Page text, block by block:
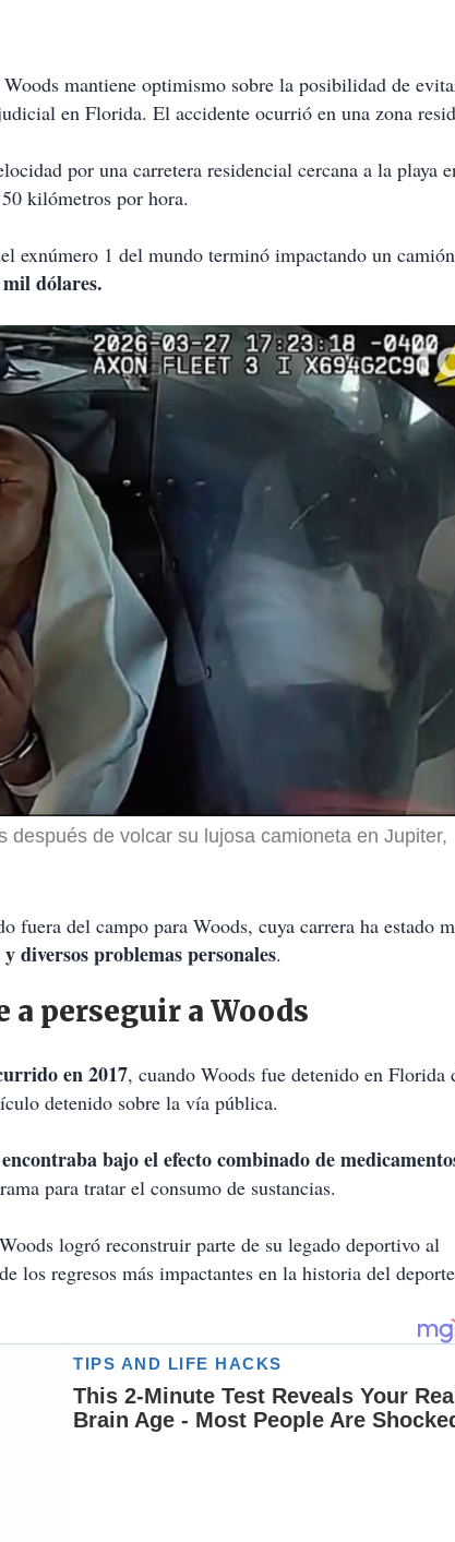
mantiene optimismo sobre la posibilidad de
en Florida. El accidente ocurrió en una zona
por una carretera residencial cercana a la playa
kilómetros por hora.
exnúmero 1 del mundo terminó impactando un
dólares.
de volcar su lujosa camioneta en Jupiter,
fuera del campo para Woods, cuya carrera ha estado
diversos problemas personales.
a perseguir a Woods
en 2017, cuando Woods fue detenido en Florida
detenido sobre la vía pública.
bajo el efecto combinado de
para tratar el consumo de sustancias.
logró reconstruir parte de su legado deportivo al
los regresos más impactantes en la historia del